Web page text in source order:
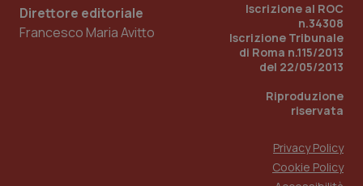
Direttore editoriale
Francesco Maria Avitto
Iscrizione al ROC
n.34308
Iscrizione Tribunale
di Roma n.115/2013
del 22/05/2013
Riproduzione
riservata
Privacy Policy
Cookie Policy
_ga
Google LLC
1
mese